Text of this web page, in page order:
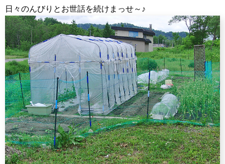
日々のんびりとお世話を続けまっせ～♪